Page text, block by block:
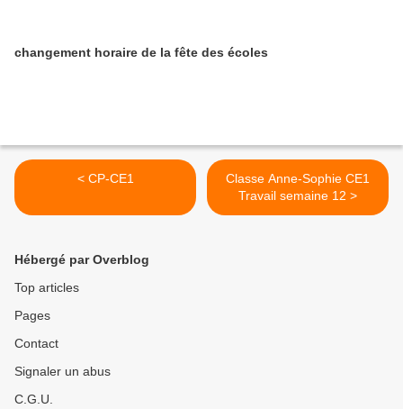
changement horaire de la fête des écoles
< CP-CE1
Classe Anne-Sophie CE1
Travail semaine 12 >
Hébergé par Overblog
Top articles
Pages
Contact
Signaler un abus
C.G.U.